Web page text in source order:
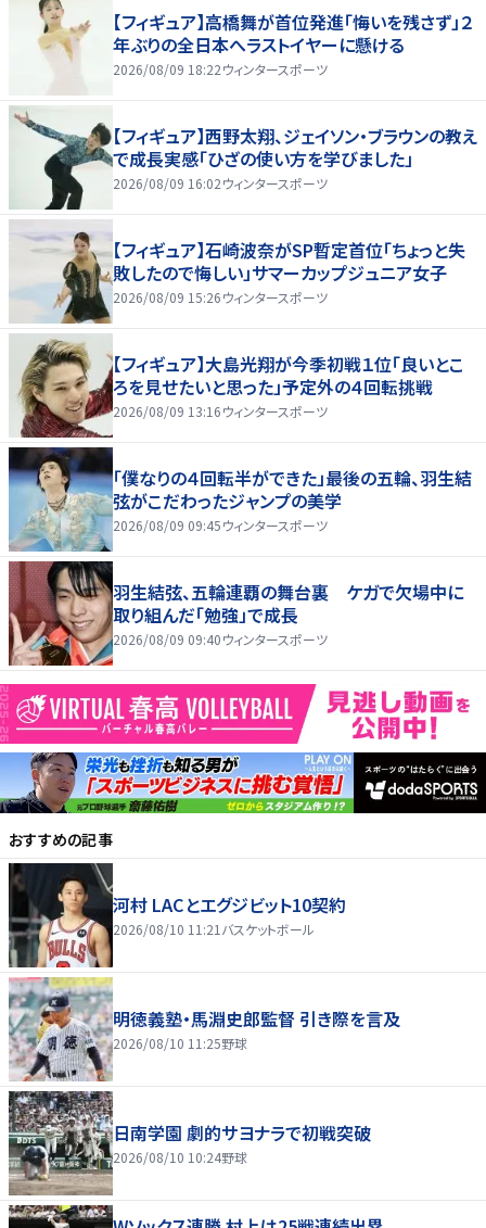
【フィギュア】高橋舞が首位発進「悔いを残さず」２
年ぶりの全日本へラストイヤーに懸ける
2026/08/09 18:22ウィンタースポーツ
【フィギュア】西野太翔、ジェイソン・ブラウンの教え
で成長実感「ひざの使い方を学びました」
2026/08/09 16:02ウィンタースポーツ
【フィギュア】石崎波奈がSP暫定首位「ちょっと失
敗したので悔しい」サマーカップジュニア女子
2026/08/09 15:26ウィンタースポーツ
【フィギュア】大島光翔が今季初戦１位「良いとこ
ろを見せたいと思った」予定外の４回転挑戦
2026/08/09 13:16ウィンタースポーツ
「僕なりの４回転半ができた」最後の五輪、羽生結
弦がこだわったジャンプの美学
2026/08/09 09:45ウィンタースポーツ
羽生結弦、五輪連覇の舞台裏 ケガで欠場中に
取り組んだ「勉強」で成長
2026/08/09 09:40ウィンタースポーツ
おすすめの記事
河村 LACとエグジビット10契約
2026/08/10 11:21 バスケットボール
明徳義塾・馬淵史郎監督 引き際を言及
2026/08/10 11:25野球
日南学園 劇的サヨナラで初戦突破
2026/08/10 10:24野球